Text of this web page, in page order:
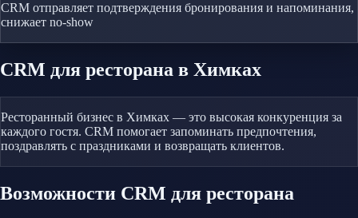
CRM отправляет подтверждения бронирования и напоминания,
снижает no-show
CRM для ресторана в Химках
Ресторанный бизнес в Химках — это высокая конкуренция за
каждого гостя. CRM помогает запоминать предпочтения,
поздравлять с праздниками и возвращать клиентов.
Возможности CRM для ресторана